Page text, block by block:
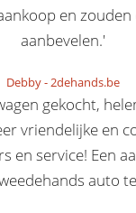
en zouden
aanbevelen.'
Debby-2dehands.be
gekocht,
vriendelijke en
en service! Een
auto